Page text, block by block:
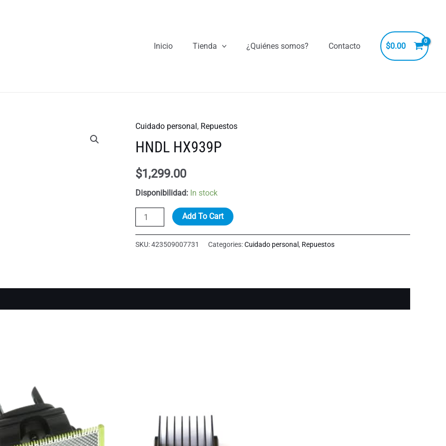
Inicio
Tienda ¿Quiénes somos? Contacto $0.00
Cuidado personal, Repuestos
HNDL HX939P
$1,299.00
Disponibilidad: In stock
HNDL
HX939P
quantity
Add To Cart
SKU:423509007731 Categories:Cuidado personal , Repuestos